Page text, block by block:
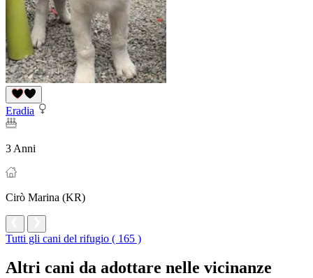
Eradia
3 Anni
Cirò Marina (KR)
Tutti gli cani del rifugio ( 165 )
Altri cani da adottare nelle vicinanze